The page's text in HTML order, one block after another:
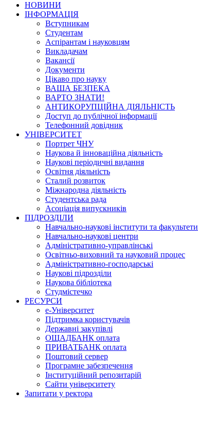
НОВИНИ
ІНФОРМАЦІЯ
Вступникам
Студентам
Аспірантам і науковцям
Викладачам
Вакансії
Документи
Цікаво про науку
ВАША БЕЗПЕКА
ВАРТО ЗНАТИ!
АНТИКОРУПЦІЙНА ДІЯЛЬНІСТЬ
Доступ до публічної інформації
Телефонний довідник
УНІВЕРСИТЕТ
Портрет ЧНУ
Наукова й інноваційна діяльність
Наукові періодичні видання
Освітня діяльність
Сталий розвиток
Міжнародна діяльність
Студентська рада
Асоціація випускників
ПІДРОЗДІЛИ
Навчально-наукові інститути та факультети
Навчально-наукові центри
Адміністративно-управлінські
Освітньо-виховний та науковий процес
Адміністративно-господарські
Наукові підрозділи
Наукова бібліотека
Студмістечко
РЕСУРСИ
е-Університет
Підтримка користувачів
Державні закупівлі
ОЩАДБАНК оплата
ПРИВАТБАНК оплата
Поштовий сервер
Програмне забезпечення
Інституційний репозитарій
Сайти університету
Запитати у ректора